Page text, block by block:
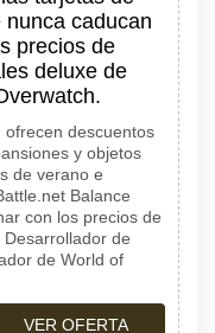
caducan
precios de
deluxe de
ofrecen descuentos
y objetos
de verano e
Balance
con los precios de
de
de World of
VER OFERTA